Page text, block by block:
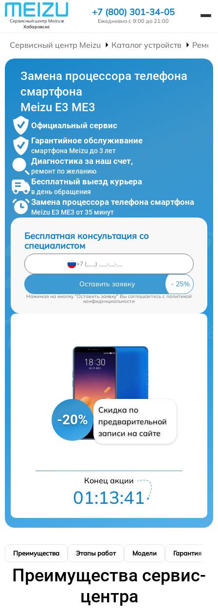
Сервисный центр Meizuв
Хабаровске
+7 (800) 301-34-05
Ежедневно с 9:00 до 21:00
Сервисный центр Meizu Каталог устройств
Замена процессора телефона
смартфона
Meizu E3 ME3
Официальный сервис
Гарантийное обслуживание
смартфона Meizu до 3 лет
Диагностика за наш счет,
ремонт по желанию
Бесплатный выезд курьера
в день обращения
Замена процессора телефона смартфона
Meizu E3 ME3 от 35 минут
Бесплатная консультация со
специалистом
Оставить заявку
Нажимая на кнопку "Оставить заявку" Вы соглашаетесь cполитикой
конфиденциальности
-20%
Скидка по
предварительной
записи на сайте
Конец акции
01:13:40
Преимущества Этапы работ Модели Гарантия
Преимущества сервис-
центра